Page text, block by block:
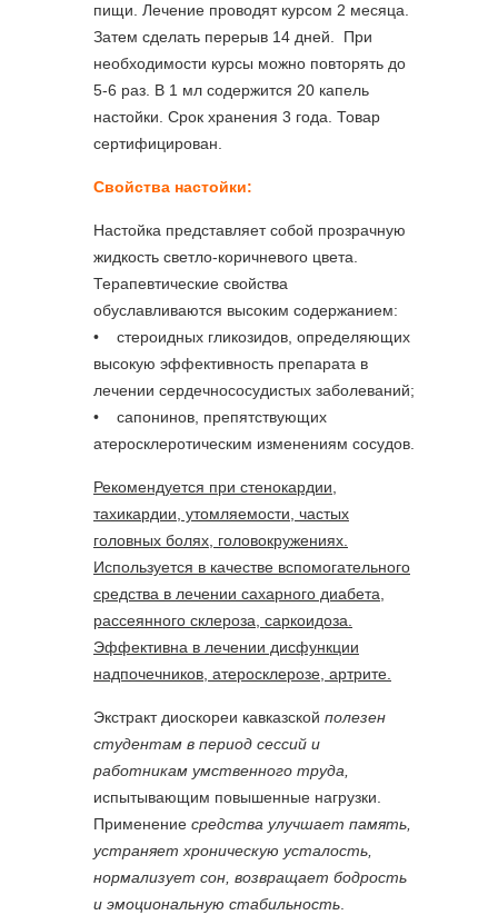
пищи. Лечение проводят курсом 2 месяца.
Затем сделать перерыв 14 дней. При
необходимости курсы можно повторять до
5-6 раз. В 1 мл содержится 20 капель
настойки. Срок хранения 3 года. Товар
сертифицирован.
Свойства настойки:
Настойка представляет собой прозрачную
жидкость светло-коричневого цвета.
Терапевтические свойства
обуславливаются высоким содержанием:
• стероидных гликозидов, определяющих
высокую эффективность препарата в
лечении сердечнососудистых заболеваний;
• сапонинов, препятствующих
атеросклеротическим изменениям сосудов.
Рекомендуется при стенокардии,
тахикардии, утомляемости, частых
головных болях, головокружениях.
Используется в качестве вспомогательного
средства в лечении сахарного диабета,
рассеянного склероза, саркоидоза.
Эффективна в лечении дисфункции
надпочечников, атеросклерозе, артрите.
Экстракт диоскореи кавказской полезен
студентам в период сессий и
работникам умственного труда,
испытывающим повышенные нагрузки.
Применение средства улучшает память,
устраняет хроническую усталость,
нормализует сон, возвращает бодрость
и эмоциональную стабильность